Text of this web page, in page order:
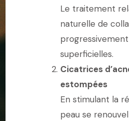
Le traitement
naturelle de
superficielles.
Cicatrices
estompées
En stimulant la
peau se